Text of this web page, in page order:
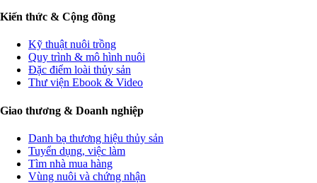
Kiến thức & Cộng đồng
Kỹ thuật nuôi trồng
Quy trình & mô hình nuôi
Đặc điểm loài thủy sản
Thư viện Ebook & Video
Giao thương & Doanh nghiệp
Danh bạ thương hiệu thủy sản
Tuyển dụng, việc làm
Tìm nhà mua hàng
Vùng nuôi và chứng nhận